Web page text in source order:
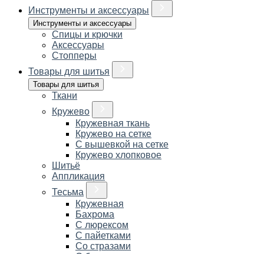
Инструменты и аксессуары
Инструменты и аксессуары
Спицы и крючки
Аксессуары
Стопперы
Товары для шитья
Товары для шитья
Ткани
Кружево
Кружевная ткань
Кружево на сетке
С вышевкой на сетке
Кружево хлопковое
Шитьё
Аппликация
Тесьма
Кружевная
Бахрома
С люрексом
С пайетками
Со стразами